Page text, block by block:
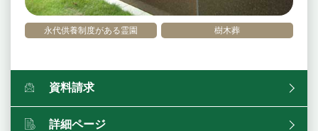
永代供養制度がある霊園 樹木葬
資料請求
詳細ページ